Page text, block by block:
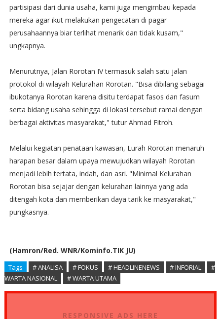
partisipasi dari dunia usaha, kami juga mengimbau kepada
mereka agar ikut melakukan pengecatan di pagar
perusahaannya biar terlihat menarik dan tidak kusam,"
ungkapnya.
Menurutnya, Jalan Rorotan IV termasuk salah satu jalan
protokol di wilayah Kelurahan Rorotan. "Bisa dibilang sebagai
ibukotanya Rorotan karena disitu terdapat fasos dan fasum
serta bidang usaha sehingga di lokasi tersebut ramai dengan
berbagai aktivitas masyarakat," tutur Ahmad Fitroh.
Melalui kegiatan penataan kawasan, Lurah Rorotan menaruh
harapan besar dalam upaya mewujudkan wilayah Rorotan
menjadi lebih tertata, indah, dan asri. "Minimal Kelurahan
Rorotan bisa sejajar dengan kelurahan lainnya yang ada
ditengah kota dan memberikan daya tarik ke masyarakat,"
pungkasnya.
(Hamron/Red. WNR/Kominfo.TIK JU)
Tags # ANALISA # FOKUS # HEADLINENEWS # INFORIAL
#
WARTA NASIONAL
# WARTA UTAMA
RESPONSIVE ADS HERE